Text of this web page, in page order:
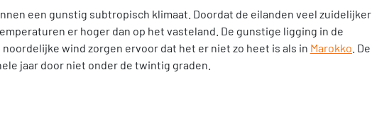
een gunstig subtropisch klimaat. Doordat de eilanden veel zuidelijker
er hoger dan op het vasteland. De gunstige ligging in de
wind zorgen ervoor dat het er niet zo heet is als in Marokko . De
jaar door niet onder de twintig graden.